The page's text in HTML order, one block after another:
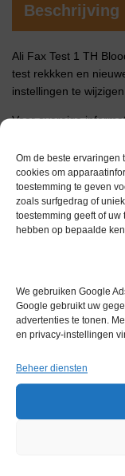
Om de beste
cookies om
toestemming te geven
zoals surfgedrag of
toestemming geeft of uw
hebben op bepaalde
We gebruiken Google
Google gebruikt uw
advertenties te tonen.
en privacy-instellingen
Beheer diensten
Beschrijving
Ali Fax Test 1 TH
test rekkken en
instellingen te
Voor overeige
Extra
Gewicht
Via